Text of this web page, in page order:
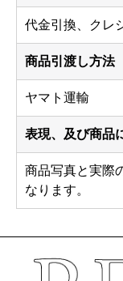
代金引換、クレ
商品引渡し方法
ヤマト運輸
表現、及び商品
商品写真と実際
なります。